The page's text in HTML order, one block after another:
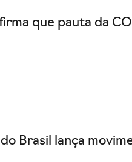
que pauta da
do Brasil lança